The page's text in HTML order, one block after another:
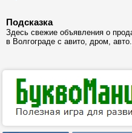
Подсказка
Здесь свежие объявления о
в Волгограде с авито, дром,